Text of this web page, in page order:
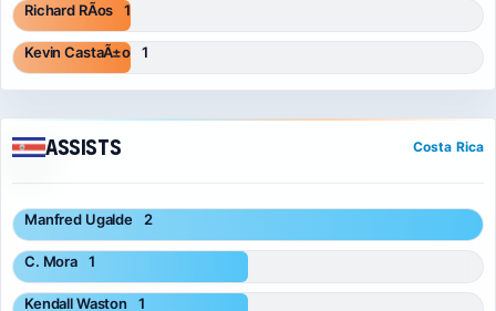
Richard RÃ­os 1
Kevin CastaÃ±o 1
Assists Costa Rica
Manfred Ugalde 2
C. Mora 1
Kendall Waston 1